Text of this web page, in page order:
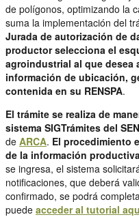
de polígonos, optimizando la
suma la implementación del
Jurada de autorización de
productor selecciona el
agroindustrial al que desea
información de ubicación,
contenida en su RENSPA.
El trámite se realiza de
sistema SIGTrámites del
de ARCA. El procedimiento
de la información productiva
se ingresa, el sistema
notificaciones, que deberá
confirmado, se podrá
puede acceder al tutorial